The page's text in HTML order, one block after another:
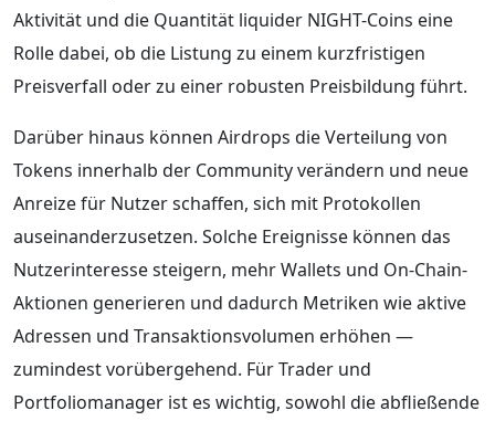
Aktivität und die Quantität liquider NIGHT-Coins eine
Rolle dabei, ob die Listung zu einem kurzfristigen
Preisverfall oder zu einer robusten Preisbildung führt.
Darüber hinaus können Airdrops die Verteilung von
Tokens innerhalb der Community verändern und neue
Anreize für Nutzer schaffen, sich mit Protokollen
auseinanderzusetzen. Solche Ereignisse können das
Nutzerinteresse steigern, mehr Wallets und On-Chain-
Aktionen generieren und dadurch Metriken wie aktive
Adressen und Transaktionsvolumen erhöhen —
zumindest vorübergehend. Für Trader und
Portfoliomanager ist es wichtig, sowohl die abfließende